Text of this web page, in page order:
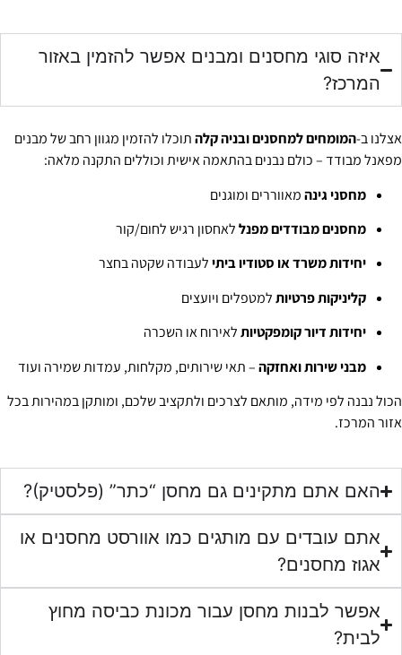
איזה סוגי מחסנים ומבנים אפשר להזמין באזור
המרכז?
ב-המומחים למחסנים ובניה קלהתוכלו להזמין מגוון רחב של מבנים
מבודד – כולם נבנים בהתאמה אישית וכוללים התקנה מלאה:
מחסני גינהמאווררים ומוגנים
מחסנים מבודדים מפנללאחסון רגיש לחום/קור
יחידות משרד או סטודיו ביתילעבודה שקטה בחצר
קליניקות פרטיותלמטפלים ויועצים
יחידות דיור קומפקטיותלאירוח או השכרה
מבני שירות ואחזקה– תאי שירותים, מקלחות, עמדות שמירה ועוד
נבנה לפי מידה, מותאם לצרכים ולתקציב שלכם, ומותקן במהירות בכל
המרכז.
האם אתם מתקינים גם מחסן “כתר” (פלסטיק)?
אתם עובדים עם מותגים כמו אוורסט מחסנים או
אגוז מחסנים?
אפשר לבנות מחסן עבור מכונת כביסה מחוץ
לבית?